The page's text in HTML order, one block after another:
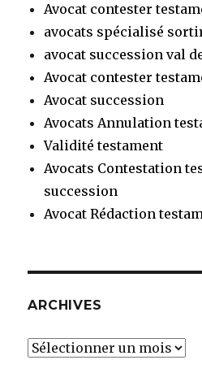
Avocat contester
avocats spécialisé
avocat succession val
Avocat contester
Avocat succession
Avocats Annulation
Validité testament
Avocats Contestation
succession
Avocat Rédaction
ARCHIVES
Archives